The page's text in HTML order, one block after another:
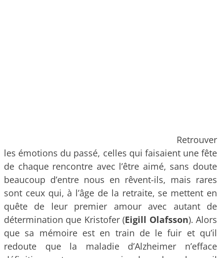
Retrouver
les émotions du passé, celles qui faisaient une fête
de chaque rencontre avec l’être aimé, sans doute
beaucoup d’entre nous en rêvent-ils, mais rares
sont ceux qui, à l’âge de la retraite, se mettent en
quête de leur premier amour avec autant de
détermination que Kristofer (Eigill Olafsson). Alors
que sa mémoire est en train de le fuir et qu’il
redoute que la maladie d’Alzheimer n’efface